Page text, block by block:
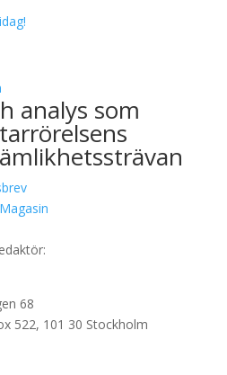
analys som
68
522, 101 30 Stockholm